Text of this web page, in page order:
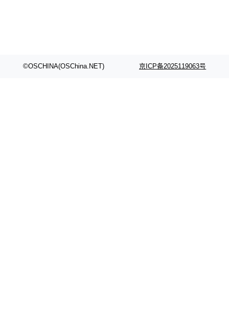
©OSCHINA(OSChina.NET) 京ICP备2025119063号